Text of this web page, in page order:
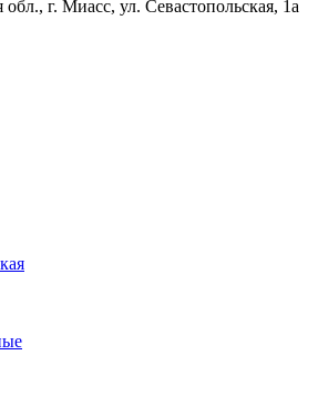
г. Миасс, ул. Севастопольская, 1а